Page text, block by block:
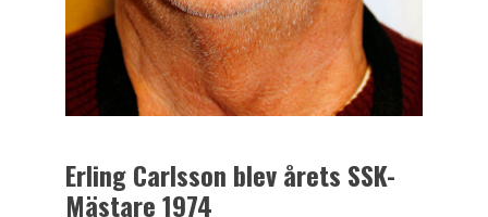
Erling Carlsson blev årets SSK-
Mästare 1974